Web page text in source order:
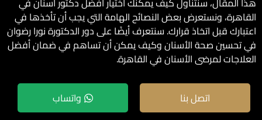
القاهرة، ونستعرض بعض النصائح الهامة التي يجب أن تأخذها في
اعتبارك قبل اتخاذ قرارك. سنتعرف أيضًا على دور الدكتورة نورا رضوان
في تحسين صحة الأسنان وكيف يمكن أن تساهم في ضمان أفضل
العلاجات لمرضى الأسنان في القاهرة.
اتصل بنا واتساب